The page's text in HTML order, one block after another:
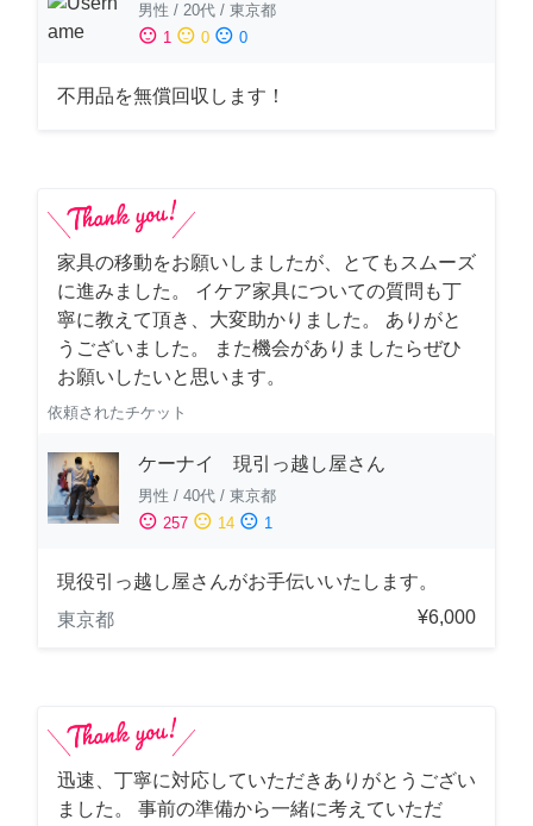
男性 / 20代 / 東京都
sentiment_satisfied 1 sentiment_neutral 0 sentiment_dissatisfied 0
不用品を無償回収します！
家具の移動をお願いしましたが、とてもスムーズ
に進みました。 イケア家具についての質問も丁
寧に教えて頂き、大変助かりました。 ありがと
うございました。 また機会がありましたらぜひ
お願いしたいと思います。
依頼されたチケット
ケーナイ 現引っ越し屋さん
男性 / 40代 / 東京都
sentiment_satisfied 257 sentiment_neutral 14 sentiment_dissatisfied 1
現役引っ越し屋さんがお手伝いいたします。
東京都
¥6,000
迅速、丁寧に対応していただきありがとうござい
ました。 事前の準備から一緒に考えていただ